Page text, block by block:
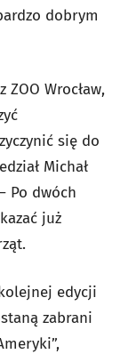
dobrym
Wrocław,
się do
Michał
Po dwóch
już
edycji
zabrani